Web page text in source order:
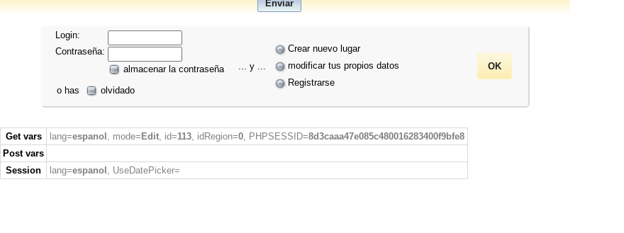
Login:
Contraseña:
almacenar la contraseña
o has
olvidado
... y ...
Crear nuevo lugar
modificar tus propios datos
Registrarse
Get vars lang=espanol , mode= Edit, id=113, idRegion=0, PHPSESSID=8d3caaa47e085c480016283400f9bfe8
Post vars
Session
lang=espanol , UseDatePicker=